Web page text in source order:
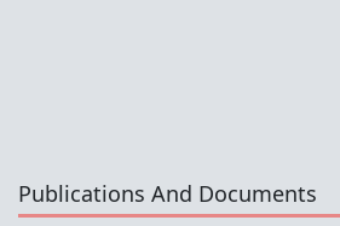
Publications And Documents